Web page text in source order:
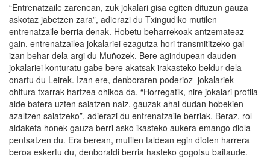
“Entrenatzaile zarenean, zuk jokalari gisa egiten dituzun gauza
askotaz jabetzen zara”, adierazi du Txingudiko mutilen
entrenatzaile berria denak. Hobetu beharrekoak antzemateaz
gain, entrenatzailea jokalariei ezagutza hori transmititzeko gai
izan behar dela argi du Muñozek. Bere agindupean dauden
jokalariei konturatu gabe bere akatsak irakasteko beldur dela
onartu du Leirek. Izan ere, denboraren poderioz jokalariek
ohitura txarrak hartzea ohikoa da. “Horregatik, nire jokalari profila
alde batera uzten saiatzen naiz, gauzak ahal dudan hobekien
azaltzen saiatzeko”, adierazi du entrenatzaile berriak. Beraz, rol
aldaketa honek gauza berri asko ikasteko aukera emango diola
pentsatzen du. Era berean, mutilen taldean egin dioten harrera
beroa eskertu du, denboraldi berria hasteko gogotsu baitaude.